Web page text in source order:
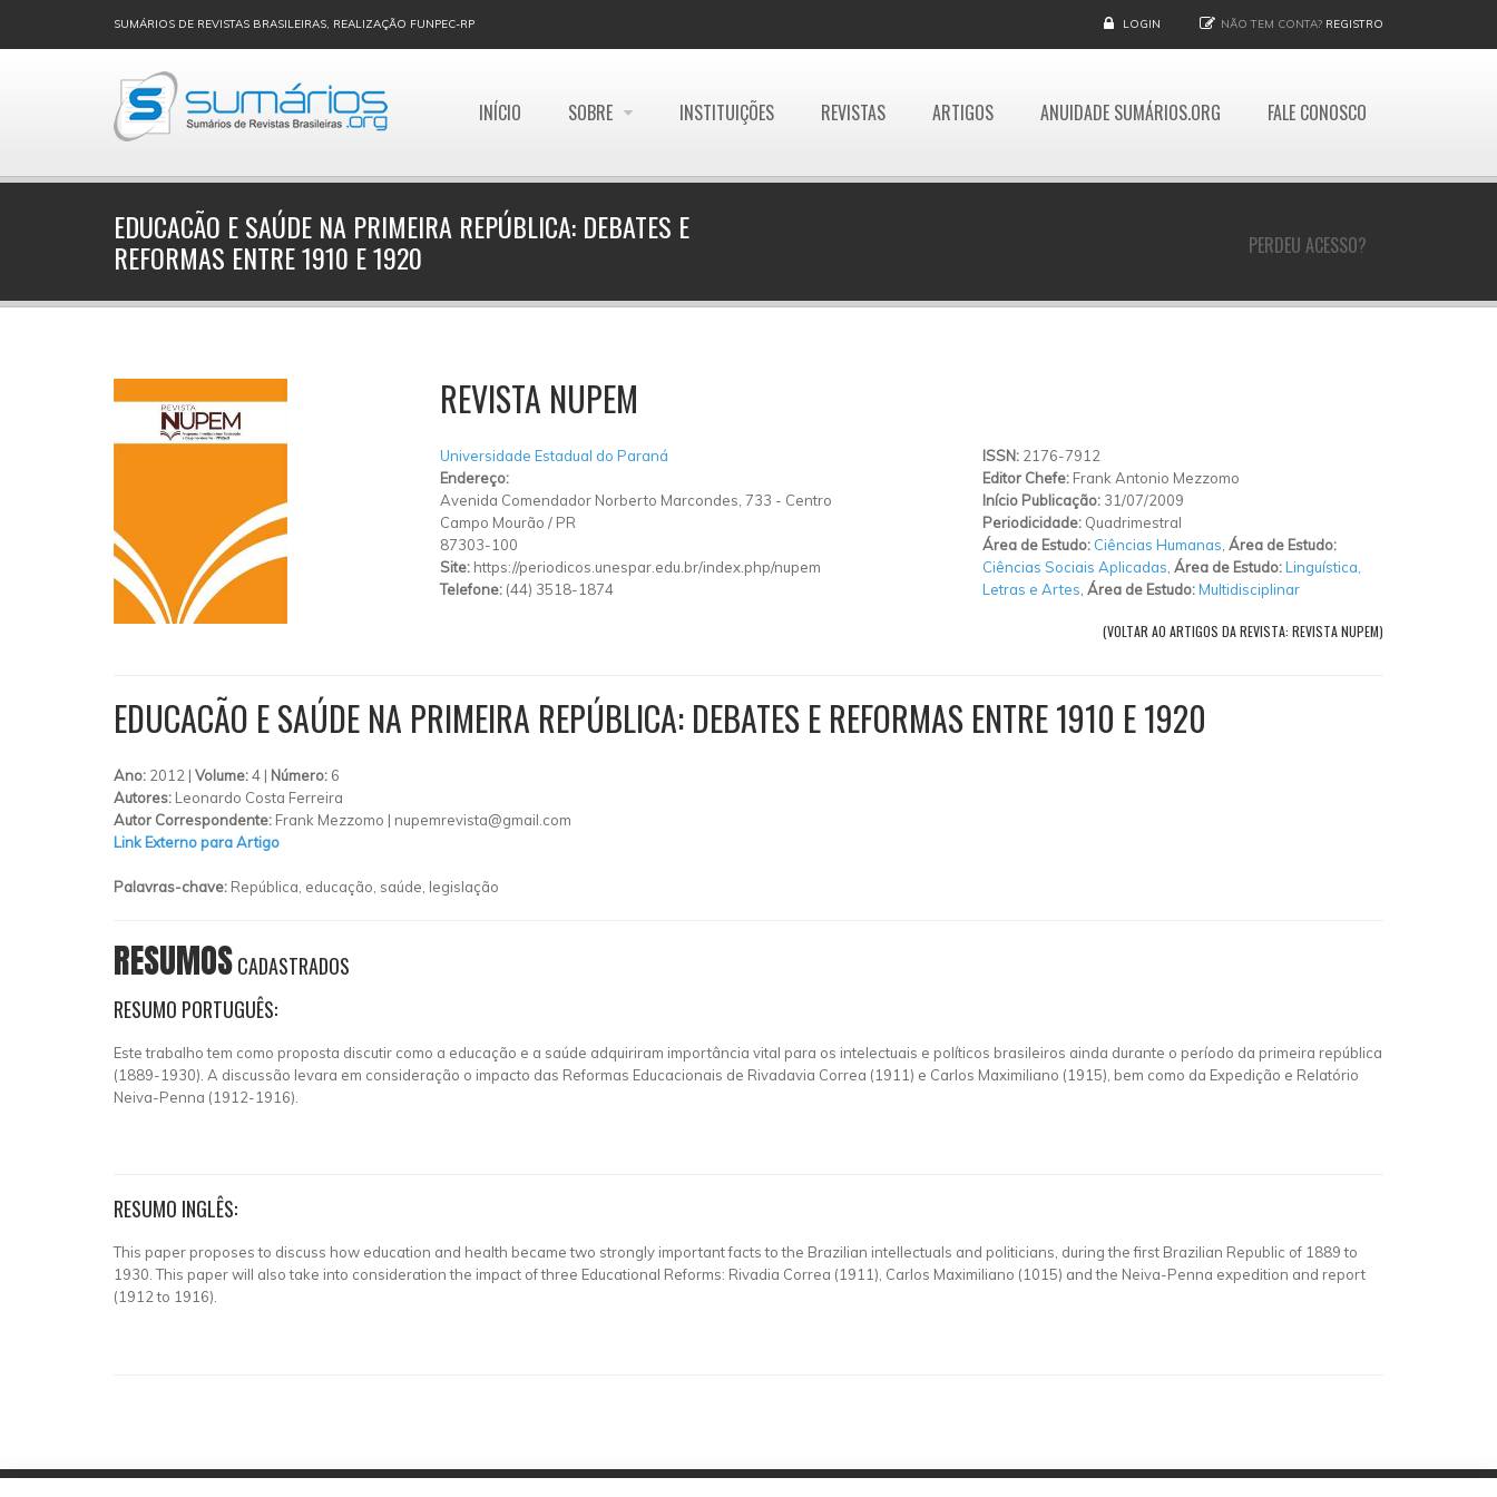
SUMÁRIOS DE REVISTAS BRASILEIRAS, REALIZAÇÃO FUNPEC-RP LOGIN NÃO TEM CONTA? REGISTRO
INÍCIO SOBRE INSTITUIÇÕES REVISTAS ARTIGOS ANUIDADE SUMÁRIOS.ORG FALE CONOSCO
PERDEU ACESSO?
EDUCACÃO E SAÚDE NA PRIMEIRA REPÚBLICA: DEBATES E
REFORMAS ENTRE 1910 E 1920
REVISTA NUPEM
Universidade Estadual do Paraná
Endereço:
Avenida Comendador Norberto Marcondes, 733 - Centro
Campo Mourão / PR
87303-100
Site: https://periodicos.unespar.edu.br/index.php/nupem
Telefone: (44) 3518-1874
ISSN: 2176-7912
Editor Chefe: Frank Antonio Mezzomo
Início Publicação: 31/07/2009
Periodicidade: Quadrimestral
Área de Estudo: Ciências Humanas Área de Estudo:
Ciências Sociais Aplicadas Área de Estudo:Linguística,
Letras e Artes Área de Estudo:Multidisciplinar
(VOLTAR AO ARTIGOS DA REVISTA: REVISTA NUPEM)
EDUCACÃO E SAÚDE NA PRIMEIRA REPÚBLICA: DEBATES E REFORMAS ENTRE 1910 E 1920
Ano: 2012 | Volume:4 | Número: 6
Autores: Leonardo Costa Ferreira
Autor Correspondente: Frank Mezzomo | nupemrevista@gmail.com
Link Externo para Artigo
Palavras-chave: República, educação, saúde, legislação
RESUMOSCADASTRADOS
RESUMO PORTUGUÊS:
Este trabalho tem como proposta discutir como a educação e a saúde adquiriram importância vital para os intelectuais e políticos brasileiros ainda durante o período da primeira república
(1889-1930). A discussão levara em consideração o impacto das Reformas Educacionais de Rivadavia Correa (1911) e Carlos Maximiliano (1915), bem como da Expedição e Relatório
Neiva-Penna (1912-1916).
RESUMO INGLÊS:
This paper proposes to discuss how education and health became two strongly important facts to the Brazilian intellectuals and politicians, during the first Brazilian Republic of 1889 to
1930. This paper will also take into consideration the impact of three Educational Reforms: Rivadia Correa (1911), Carlos Maximiliano (1015) and the Neiva-Penna expedition and report
(1912 to 1916).